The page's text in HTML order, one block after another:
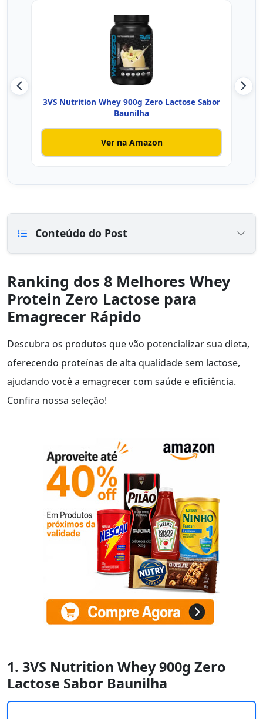
3VS Nutrition Whey 900g Zero Lactose Sabor
Baunilha
Ver na Amazon
Conteúdo do Post
Ranking dos 8 Melhores Whey
Protein Zero Lactose para
Emagrecer Rápido
Descubra os produtos que vão potencializar sua dieta,
oferecendo proteínas de alta qualidade sem lactose,
ajudando você a emagrecer com saúde e eficiência.
Confira nossa seleção!
1. 3VS Nutrition Whey 900g Zero
Lactose Sabor Baunilha